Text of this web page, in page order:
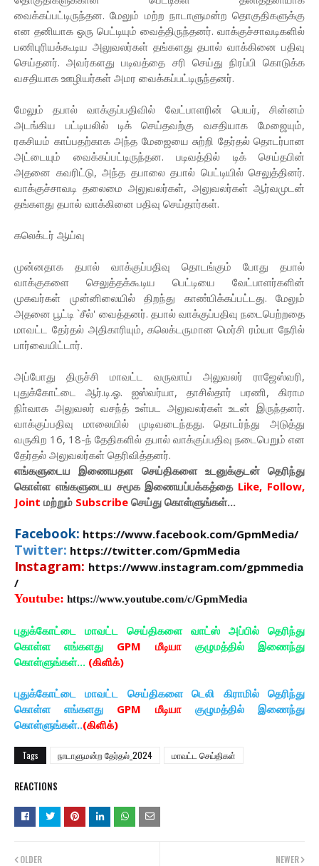
வைக்கப்பட்டிருந்தன. மேலும் மற்ற நாடாளுமன்ற தொகுதிகளுக்கு
என தனியாக ஒரு பெட்டியும் வைத்திருந்தனர். வாக்குச்சாவடிகளில்
பணிபுரியக்கூடிய அலுவலர்கள் தங்களது தபால் வாக்கினை பதிவு
செய்தனர். அவர்களது படிவத்தை சரி செய்து நிரப்பி கொடுக்க
வசதியாக ஊழியர்கள் அமர வைக்கப்பட்டிருந்தனர்.
மேலும் தபால் வாக்குப்பதிவில் வேட்பாளரின் பெயர், சின்னம்
அடங்கிய பட்டியலில் டிக் செய்தவற்கு வசதியாக மேஜையும்,
ரகசியம் காப்பதற்காக அந்த மேஜையை சுற்றி தேர்தல் தொடர்பான
அட்டையும் வைக்கப்பட்டிருந்தன. படிவத்தில் டிக் செய்தபின்
அதனை கவரிட்டு, அந்த தபாலை தபால் பெட்டியில் செலுத்தினர்.
வாக்குச்சாவடி தலைமை அலுவலர்கள், அலுவலர்கள் ஆர்வமுடன்
தங்களது தபால் வாக்கினை பதிவு செய்தார்கள்.
கலெக்டர் ஆய்வு
முன்னதாக தபால் வாக்குப்பதிவு தொடங்கும் போது தபால்
வாக்குகளை செலுத்தக்கூடிய பெட்டியை வேட்பாளர்களின்
முகவர்கள் முன்னிலையில் திறந்து காண்பிக்கப்பட்டது. மேலும்
அதனை பூட்டி `சீல்' வைத்தனர். தபால் வாக்குப்பதிவு நடைபெற்றதை
மாவட்ட தேர்தல் அதிகாரியும், கலெக்டருமான மெர்சி ரம்யா நேரில்
பார்வையிட்டார்.
அப்போது திருச்சி மாவட்ட வருவாய் அலுவலர் ராஜேஸ்வரி,
புதுக்கோட்டை ஆர்.டி.ஓ. ஐஸ்வர்யா, தாசில்தார் பரணி, கிராம
நிா்வாக அலுவலர் வசந்த் உள்பட அலுவலர்கள் உடன் இருந்தனர்.
வாக்குப்பதிவு மாலையில் முடிவடைந்தது. தொடர்ந்து அடுத்து
வருகிற 16, 18-ந் தேதிகளில் தபால் வாக்குப்பதிவு நடைபெறும் என
தேர்தல் அலுவலர்கள் தெரிவித்தனர்.
எங்களுடைய இணையதள செய்திகளை உடனுக்குடன் தெரிந்து
கொள்ள எங்களுடைய சமூக இணையப்பக்கத்தை Like, Follow,
Joint மற்றும் Subscribe செய்து கொள்ளுங்கள்...
Facebook: https://www.facebook.com/GpmMedia/
Twitter: https://twitter.com/GpmMedia
Instagram: https://www.instagram.com/gpmmedia
/
Youtube: https://www.youtube.com/c/GpmMedia
புதுக்கோட்டை மாவட்ட செய்திகளை வாட்ஸ் அப்பில் தெரிந்து
கொள்ள எங்களது GPM மீடியாகுழுமத்தில் இணைந்து
கொள்ளுங்கள்... (கிளிக்)
புதுக்கோட்டை மாவட்ட செய்திகளை டெலி கிராமில் தெரிந்து
கொள்ள எங்களது GPM மீடியாகுழுமத்தில் இணைந்து
கொள்ளுங்கள்..(கிளிக்)
Tags நாடாளுமன்ற தேர்தல்_2024 மாவட்ட செய்திகள்
REACTIONS
NEWER
OLDER